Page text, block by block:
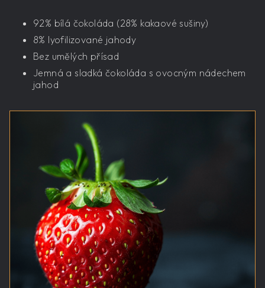
92% bílá čokoláda (28% kakaové sušiny)
8% lyofilizované jahody
Bez umělých přísad
Jemná a sladká čokoláda s ovocným nádechem
jahod